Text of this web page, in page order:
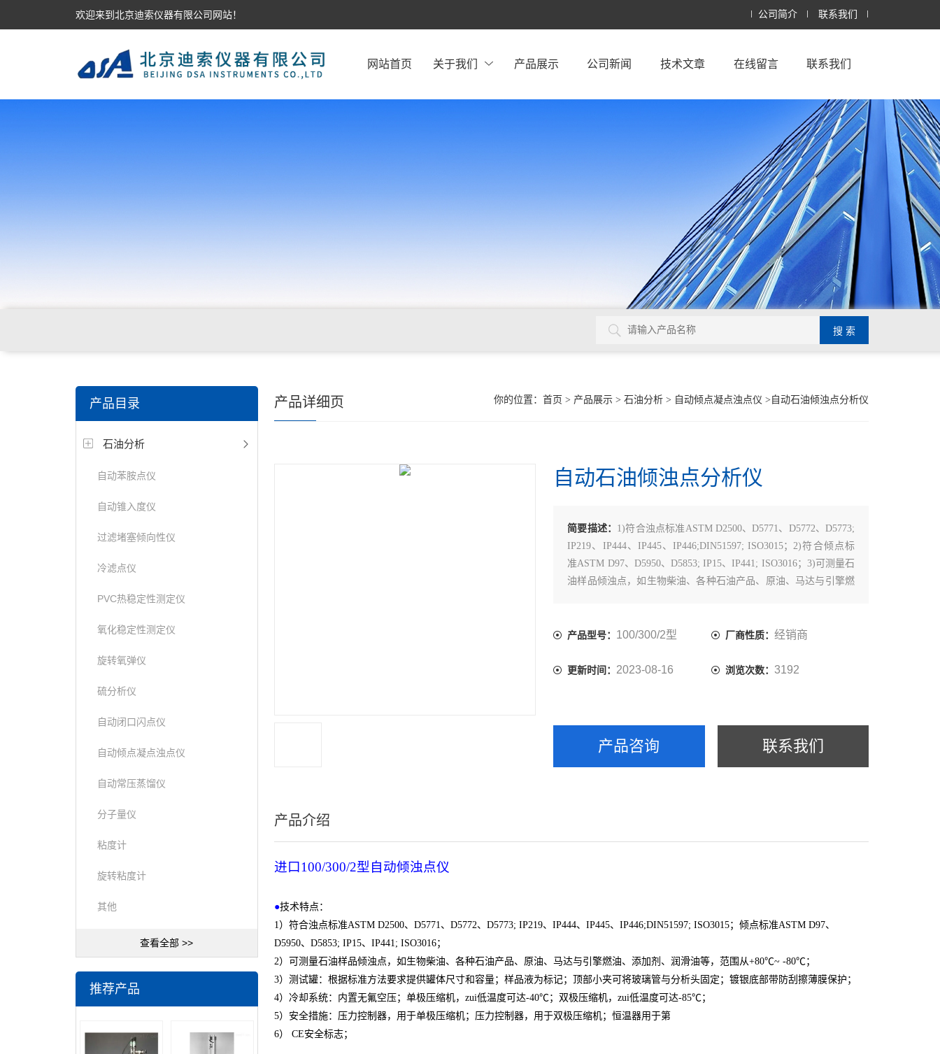
欢迎来到北京迪索仪器有限公司网站！ 公司简介 联系我们
网站首页 关于我们 产品展示 公司新闻 技术文章 在线留言 联系我们
产品目录
石油分析
自动苯胺点仪
自动锥入度仪
过滤堵塞倾向性仪
冷滤点仪
PVC热稳定性测定仪
氧化稳定性测定仪
旋转氧弹仪
硫分析仪
自动闭口闪点仪
自动倾点凝点浊点仪
自动常压蒸馏仪
分子量仪
粘度计
旋转粘度计
其他
查看全部 >>
推荐产品
你的位置： 首页 > 产品展示 > 石油分析 > 自动倾点凝点浊点仪 >自动石油倾浊点分析仪
产品详细页
自动石油倾浊点分析仪
简要描述： 1)符合浊点标准ASTM D2500、D5771、D5772、D5773;
IP219、IP444、IP445、IP446;DIN51597; ISO3015；2)符合倾点标
准ASTM D97、D5950、D5853; IP15、IP441; ISO3016；3)可测量石
油样品倾浊点，如生物柴油、各种石油产品、原油、马达与引擎燃
产品型号： 100/300/2型 厂商性质： 经销商
更新时间： 2023-08-16 浏览次数： 3192
产品咨询 联系我们
产品介绍
进口 100/300/2型自动倾浊点仪
●技术特点：
1） 符合浊点标准ASTM D2500、 D5771、 D5772、 D5773; IP219、 IP444、 IP445、 IP446;DIN51597; ISO3015；倾点标准ASTM D97、
D5950、 D5853; IP15、 IP441; ISO3016；
2）
可测量石油样品倾浊点，如生物柴油、各种石油产品、原油、马达与引擎燃油、添加剂、润滑油等，范围从+80℃~ -80℃；
3） 测试罐：根据标准方法要求提供罐体尺寸和容量；样品液为标记；顶部小夹可将玻璃管与分析头固定；镀银底部带防刮擦薄膜保护；
4） 冷却系统：内置无氟空压；单极压缩机，zui低温度可达-40℃；双极压缩机，zui低温度可达-85℃；
5） 安全措施：压力控制器，用于单极压缩机；压力控制器，用于双极压缩机；恒温器用于第
6） CE安全标志；